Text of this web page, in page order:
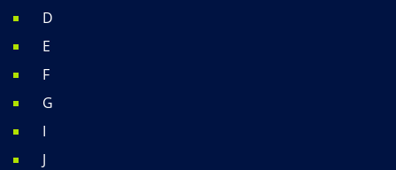
D
E
F
G
I
J